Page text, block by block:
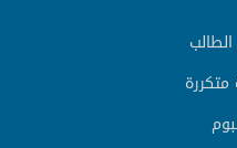
متكررة